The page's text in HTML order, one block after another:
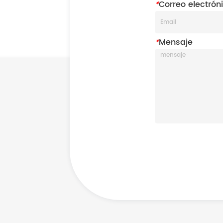
*Correo
*Mensaje